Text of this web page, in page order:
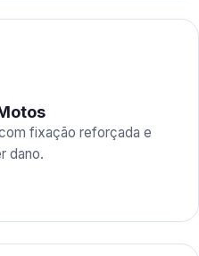
fixação reforçada e
dano.